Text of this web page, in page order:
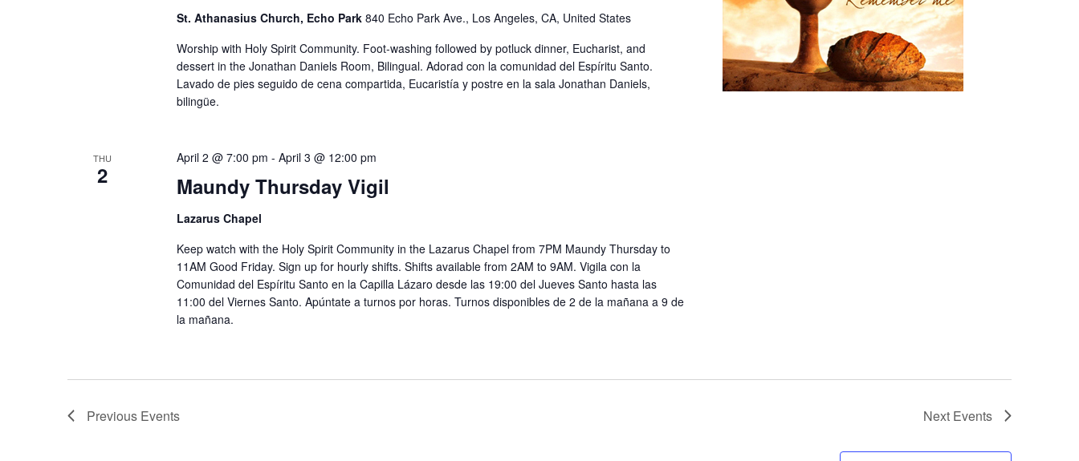
St. Athanasius Church, Echo Park 840 Echo Park Ave., Los Angeles, CA, United States
Worship with Holy Spirit Community. Foot-washing followed by potluck dinner, Eucharist, and
dessert in the Jonathan Daniels Room, Bilingual. Adorad con la comunidad del Espíritu Santo.
Lavado de pies seguido de cena compartida, Eucaristía y postre en la sala Jonathan Daniels,
bilingüe.
THU
2 Maundy Thursday Vigil
April 2 @ 7:00 pm - April 3 @ 12:00 pm
Lazarus Chapel
Keep watch with the Holy Spirit Community in the Lazarus Chapel from 7PM Maundy Thursday to
11AM Good Friday. Sign up for hourly shifts. Shifts available from 2AM to 9AM. Vigila con la
Comunidad del Espíritu Santo en la Capilla Lázaro desde las 19:00 del Jueves Santo hasta las
11:00 del Viernes Santo. Apúntate a turnos por horas. Turnos disponibles de 2 de la mañana a 9 de
la mañana.
Previous Events Next Events